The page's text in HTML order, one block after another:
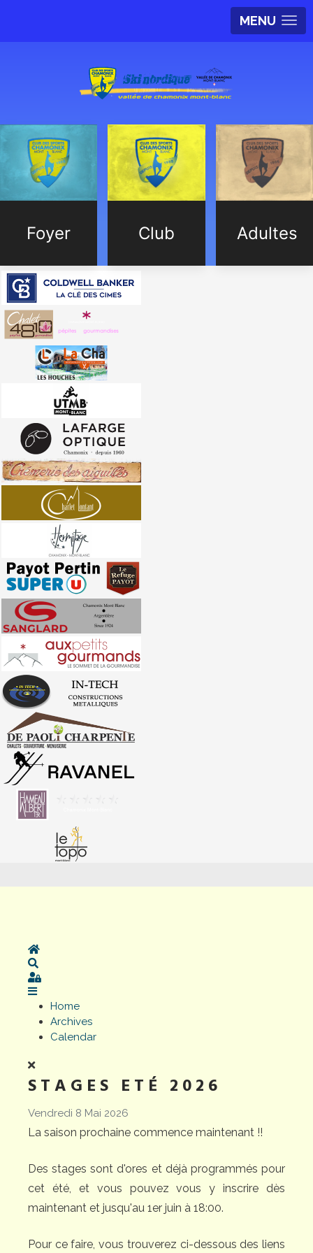
MENU
Foyer Club Adultes
Home
Sign In
Home
Archives
Calendar
STAGES ETÉ 2026
Vendredi 8 Mai 2026
La saison prochaine commence maintenant !!
Des stages sont d'ores et déjà programmés pour
cet été, et vous pouvez vous y inscrire dès
maintenant et jusqu'au 1er juin à 18:00.
Pour ce faire, vous trouverez ci-dessous des liens